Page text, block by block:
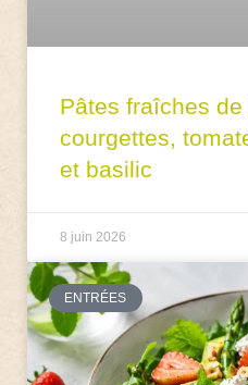
Pâtes fraîches
courgettes,
et basilic
8 juin 2026
ENTRÉES